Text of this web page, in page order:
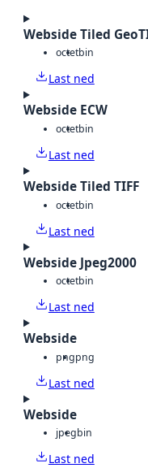
Webside Tiled
octetbin
Last ned
Webside ECW
octetbin
Last ned
Webside Tiled TIFF
octetbin
Last ned
Webside Jpeg2000
octetbin
Last ned
Webside
pngpng
Last ned
Webside
jpegbin
Last ned